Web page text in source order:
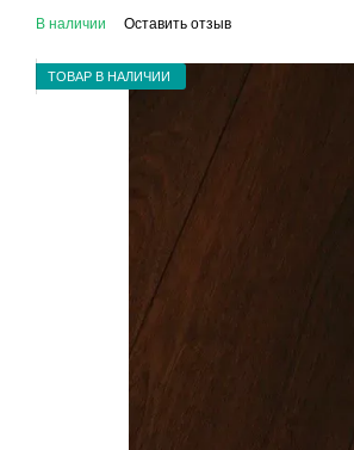
В наличии Оставить отзыв
ТОВАР В НАЛИЧИИ